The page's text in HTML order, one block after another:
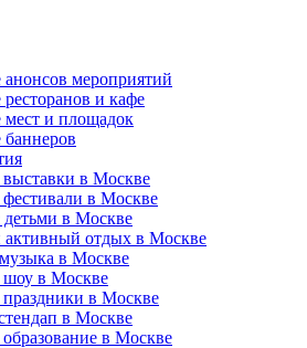
мероприятий
и кафе
мест и площадок
в Москве
в Москве
детьми в Москве
активный отдых в Москве
в Москве
шоу в Москве
в Москве
в Москве
в Москве